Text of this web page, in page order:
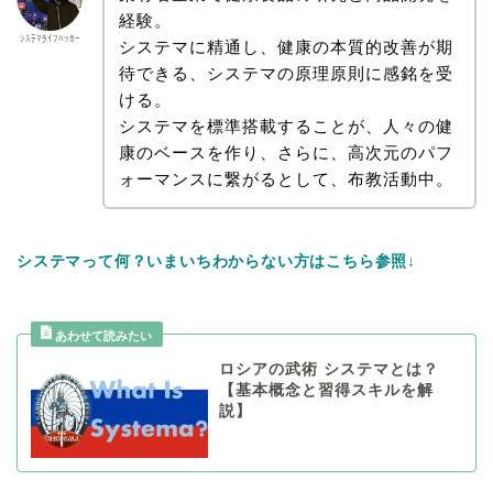
ｼｽﾃﾏﾗｲﾌﾊｯｶｰ
経験。
システマに精通し、健康の本質的改善が期
待できる、システマの原理原則に感銘を受
ける。
システマを標準搭載することが、人々の健
康のベースを作り、さらに、高次元のパフ
ォーマンスに繋がるとして、布教活動中。
システマって何？いまいちわからない方はこちら参照↓
ロシアの武術 システマとは？
【基本概念と習得スキルを解
説】